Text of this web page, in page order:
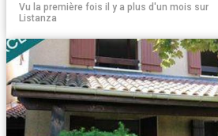
Vu la première fois il y a plus d'un mois sur
Listanza